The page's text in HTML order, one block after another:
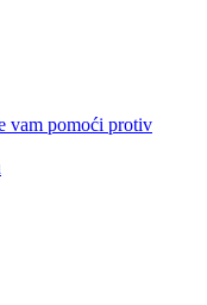
vam pomoći protiv